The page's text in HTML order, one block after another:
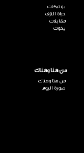
بوتيكات
حياة الترف
مقابلات
يخوت
من هنا وهناك
من هنا وهناك
صورة اليوم